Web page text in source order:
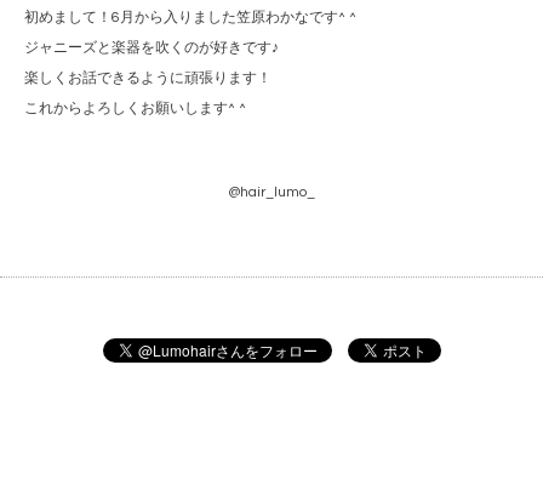
初めまして！6月から入りました笠原わかなです^ ^
ジャニーズと楽器を吹くのが好きです♪
楽しくお話できるように頑張ります！
これからよろしくお願いします^ ^
@hair_lumo_